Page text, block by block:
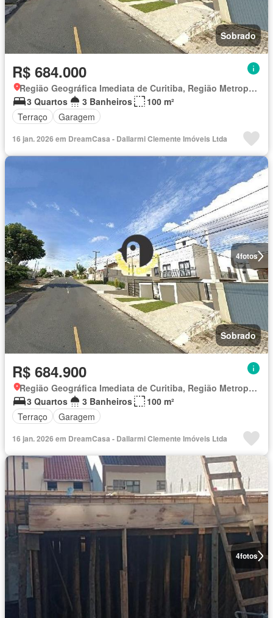
Sobrado
R$ 684.000
Região Geográfica Imediata de Curitiba, Região Metropolitana de Curitiba
3 Quartos
3 Banheiros
100 m²
Terraço
Garagem
16 jan. 2026 em DreamCasa - Dallarmi Clemente Imóveis Ltda
4fotos
Sobrado
R$ 684.900
Região Geográfica Imediata de Curitiba, Região Metropolitana de Curitiba
3 Quartos
3 Banheiros
100 m²
Terraço
Garagem
16 jan. 2026 em DreamCasa - Dallarmi Clemente Imóveis Ltda
4fotos